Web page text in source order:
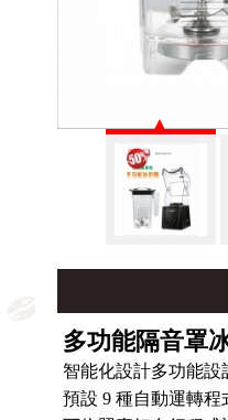
多功能隔音罩
智能化設計多功能
預設 9 種自動運轉